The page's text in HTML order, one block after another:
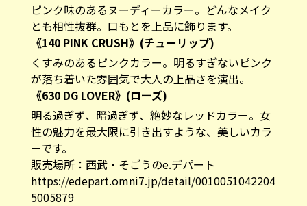
ピンク味のあるヌーディーカラー。どんなメイク
とも相性抜群。口もとを上品に飾ります。
《140 PINK CRUSH》(チューリップ)
くすみのあるピンクカラー。明るすぎないピンク
が落ち着いた雰囲気で大人の上品さを演出。
《630 DG LOVER》(ローズ)
明る過ぎず、暗過ぎず、絶妙なレッドカラー。女
性の魅力を最大限に引き出すような、美しいカラ
ーです。
販売場所：西武・そごうのe.デパート
https://edepart.omni7.jp/detail/0010051042204
5005879